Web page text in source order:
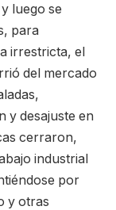
luego se
para
irrestricta, el
del mercado
y desajuste en
cerraron,
industrial
por
y otras